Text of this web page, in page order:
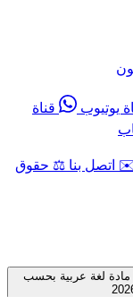
يوتيوب
قناة
✉️ اتصل بنا ⚖️ حقوق
لغة عربية بحسب